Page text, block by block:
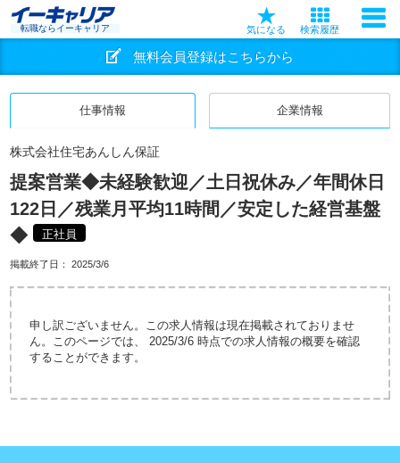
転職ならイーキャリア 気になる 検索履歴
無料会員登録はこちらから
仕事情報 企業情報
株式会社住宅あんしん保証
提案営業◆未経験歓迎／土日祝休み／年間休日
122日／残業月平均11時間／安定した経営基盤
◆
正社員
掲載終了日： 2025/3/6
申し訳ございません。この求人情報は現在掲載されておりませ
ん。このページでは、 2025/3/6 時点での求人情報の概要を確認
することができます。